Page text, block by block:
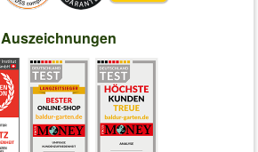
Auszeichnungen